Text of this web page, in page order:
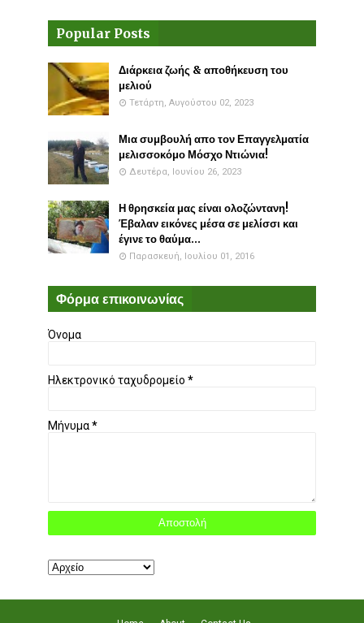
Popular Posts
Διάρκεια ζωής & αποθήκευση του
μελιού
Τετάρτη, Αυγούστου 02, 2023
Μια συμβουλή απο τον Επαγγελματία
μελισσοκόμο Μόσχο Ντιώνια!
Δευτέρα, Ιουνίου 26, 2023
Η θρησκεία μας είναι ολοζώντανη!
Έβαλαν εικόνες μέσα σε μελίσσι και
έγινε το θαύμα...
Παρασκευή, Ιουλίου 01, 2016
Φόρμα επικοινωνίας
Όνομα
Ηλεκτρονικό ταχυδρομείο *
Μήνυμα*